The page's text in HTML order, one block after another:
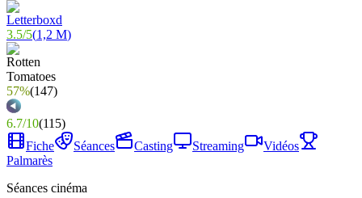
3.5/5(1,2 M)
57%(147)
6.7/10(115)
Fiche
Séances Casting Streaming
Vidéos
Palmarès
Séances cinéma